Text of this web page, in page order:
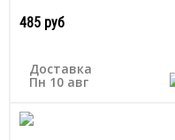
485 руб
Доставка
Пн 10 авг